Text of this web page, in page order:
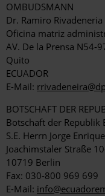
OMBUDSMANN
Dr. Ramiro Rivadeneria
Oficina matriz
AV. De la Prensa N54-
Quito
ECUADOR
E-Mail:
BOTSCHAFT DER
Botschaft der Republik
S.E. Herrn Jorge
Joachimstaler Straße
10719 Berlin
Fax: 030-800 969 699
E-Mail: